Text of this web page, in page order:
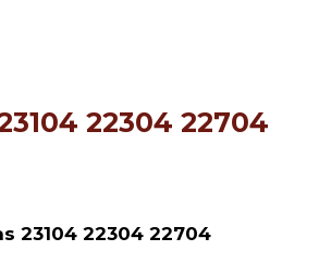
22304 22704
23104 22304 22704